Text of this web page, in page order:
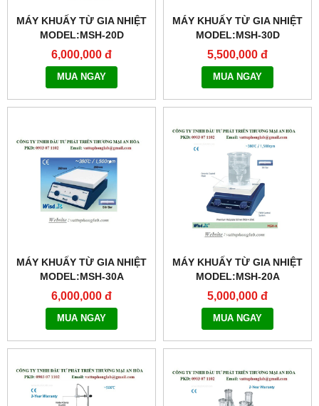
MÁY KHUẤY TỪ GIA NHIỆT
MODEL:MSH-20D
6,000,000 đ
MUA NGAY
MÁY KHUẤY TỪ GIA NHIỆT
MODEL:MSH-30D
5,500,000 đ
MUA NGAY
MÁY KHUẤY TỪ GIA NHIỆT
MODEL:MSH-30A
6,000,000 đ
MUA NGAY
MÁY KHUẤY TỪ GIA NHIỆT
MODEL:MSH-20A
5,000,000 đ
MUA NGAY